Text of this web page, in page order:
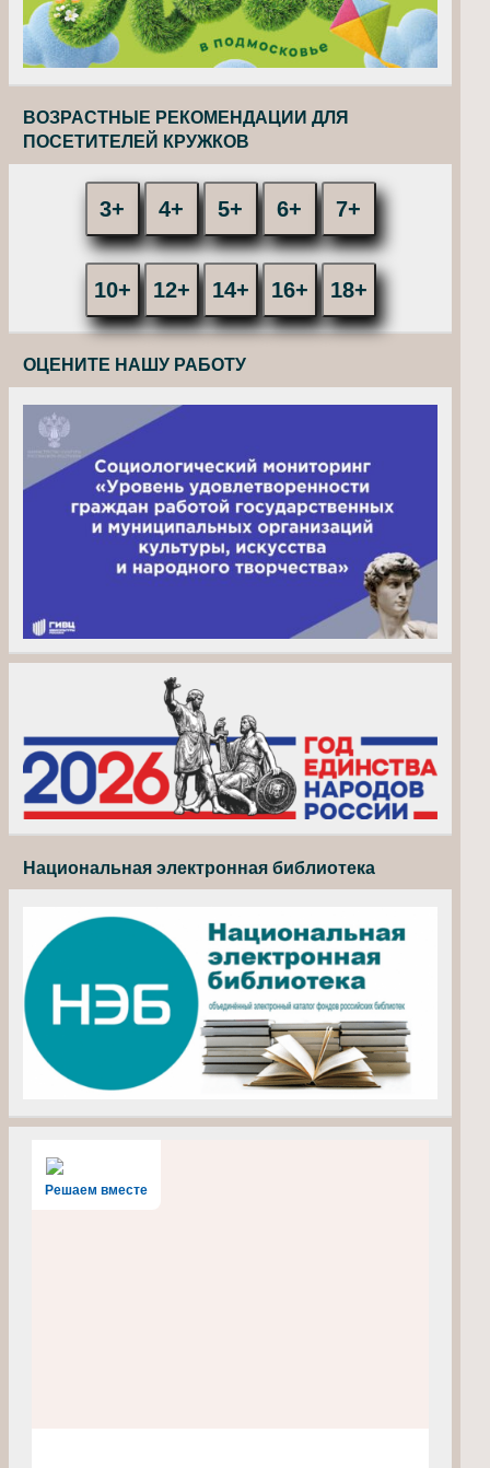
ВОЗРАСТНЫЕ РЕКОМЕНДАЦИИ ДЛЯ
ПОСЕТИТЕЛЕЙ КРУЖКОВ
3+ 4+ 5+ 6+ 7+
10+ 12+ 14+ 16+ 18+
ОЦЕНИТЕ НАШУ РАБОТУ
Национальная электронная библиотека
Решаем вместе